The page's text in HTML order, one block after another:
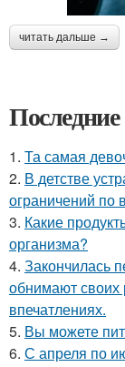
читать дальше →
Последние
1. Та самая
2. В детстве
ограничений по
3. Какие
организма?
4. Закончилась
обнимают своих
впечатлениях.
5. Вы можете
6. С апреля по